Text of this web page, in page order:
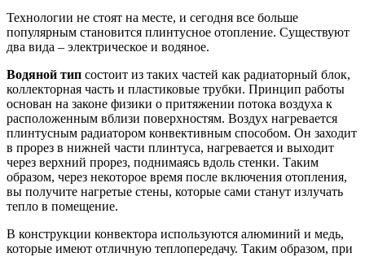
Технологии не стоят на месте, и сегодня все больше
популярным становится плинтусное отопление. Существуют
два вида – электрическое и водяное.
Водяной тип состоит из таких частей как радиаторный блок,
коллекторная часть и пластиковые трубки. Принцип работы
основан на законе физики о притяжении потока воздуха к
расположенным вблизи поверхностям. Воздух нагревается
плинтусным радиатором конвективным способом. Он заходит
в прорез в нижней части плинтуса, нагревается и выходит
через верхний прорез, поднимаясь вдоль стенки. Таким
образом, через некоторое время после включения отопления,
вы получите нагретые стены, которые сами станут излучать
тепло в помещение.
В конструкции конвектора используются алюминий и медь,
которые имеют отличную теплопередачу. Таким образом, при